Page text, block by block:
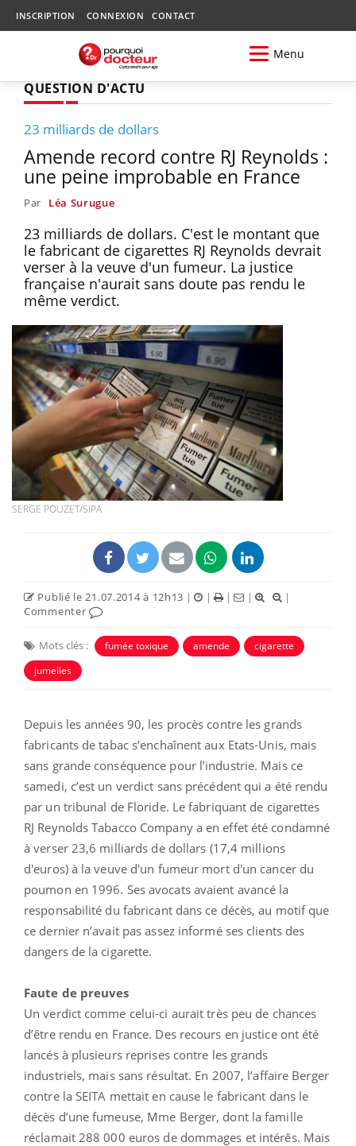
INSCRIPTION CONNEXION CONTACT
Menu
QUESTION D'ACTU
23 milliards de dollars
Amende record contre RJ Reynolds :
une peine improbable en France
Par Léa Surugue
23 milliards de dollars. C'est le montant que
le fabricant de cigarettes RJ Reynolds devrait
verser à la veuve d'un fumeur. La justice
française n'aurait sans doute pas rendu le
même verdict.
SERGE POUZET/SIPA
Publié le 21.07.2014 à 12h13 | | | |
|
Commenter
Mots clés : fumée toxique amende
cigarette
jumelles
Depuis les années 90, les procès contre les grands
fabricants de tabac s’enchaînent aux Etats-Unis, mais
sans grande conséquence pour l’industrie. Mais ce
samedi, c’est un verdict sans précédent qui a été rendu
par un tribunal de Floride. Le fabriquant de cigarettes
RJ Reynolds Tabacco Company a en effet été condamné
à verser 23,6 milliards de dollars (17,4 millions
d'euros) à la veuve d'un fumeur mort d'un cancer du
poumon en 1996. Ses avocats avaient avancé la
responsabilité du fabricant dans ce décès, au motif que
ce dernier n’avait pas assez informé ses clients des
dangers de la cigarette.
Faute de preuves
Un verdict comme celui-ci aurait très peu de chances
d’être rendu en France. Des recours en justice ont été
lancés à plusieurs reprises contre les grands
industriels, mais sans résultat. En 2007, l’affaire Berger
contre la SEITA mettait en cause le fabricant dans le
décès d’une fumeuse, Mme Berger, dont la famille
réclamait 288 000 euros de dommages et intérês. Mais